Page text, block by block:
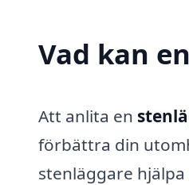
Vad kan
Att anlita en
förbättra din
stenläggare